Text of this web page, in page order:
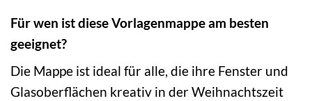
Für wen ist diese Vorlagenmappe am besten
geeignet?
Die Mappe ist ideal für alle, die ihre Fenster und
Glasoberflächen kreativ in der Weihnachtszeit